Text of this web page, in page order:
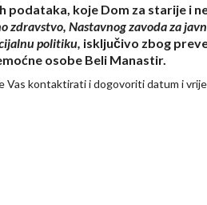
podataka, koje Dom za starije i
zdravstvo, Nastavnog zavoda za
politiku, isključivo zbog
osobe Beli Manastir.
Vas kontaktirati i dogovoriti datum i